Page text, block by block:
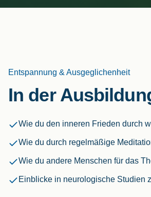
Entspannung & Ausgeglichenheit
In der
Wie du den inneren Frieden durch
Wie du durch regelmäßige
Wie du andere Menschen für das
Einblicke in neurologische Studien